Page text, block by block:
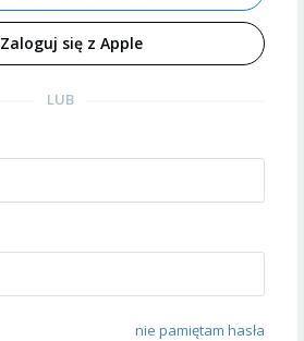
Zaloguj się z Apple
LUB
nie pamiętam hasła